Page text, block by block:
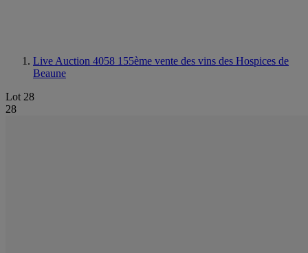
Live Auction 4058 155ème vente des vins des Hospices de
Beaune
Lot 28
28